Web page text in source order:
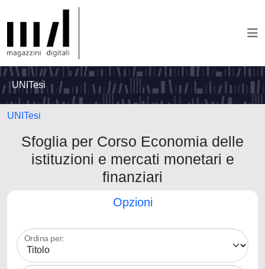
UNITesi
UNITesi
Sfoglia per Corso Economia delle
istituzioni e mercati monetari e
finanziari
Opzioni
Ordina per: